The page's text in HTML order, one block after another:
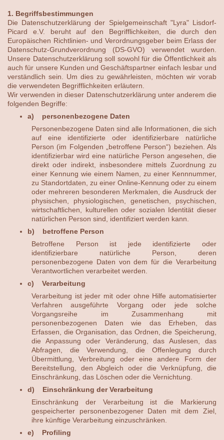
1. Begriffsbestimmungen
Die Datenschutzerklärung der Spielgemeinschaft "Lyra" Lisdorf-
Picard e.V. beruht auf den Begrifflichkeiten, die durch den
Europäischen Richtlinien- und Verordnungsgeber beim Erlass der
Datenschutz-Grundverordnung (DS-GVO) verwendet wurden.
Unsere Datenschutzerklärung soll sowohl für die Öffentlichkeit als
auch für unsere Kunden und Geschäftspartner einfach lesbar und
verständlich sein. Um dies zu gewährleisten, möchten wir vorab
die verwendeten Begrifflichkeiten erläutern.
Wir verwenden in dieser Datenschutzerklärung unter anderem die
folgenden Begriffe:
a) personenbezogene Daten
Personenbezogene Daten sind alle Informationen, die sich
auf eine identifizierte oder identifizierbare natürliche
Person (im Folgenden „betroffene Person“) beziehen. Als
identifizierbar wird eine natürliche Person angesehen, die
direkt oder indirekt, insbesondere mittels Zuordnung zu
einer Kennung wie einem Namen, zu einer Kennnummer,
zu Standortdaten, zu einer Online-Kennung oder zu einem
oder mehreren besonderen Merkmalen, die Ausdruck der
physischen, physiologischen, genetischen, psychischen,
wirtschaftlichen, kulturellen oder sozialen Identität dieser
natürlichen Person sind, identifiziert werden kann.
b) betroffene Person
Betroffene Person ist jede identifizierte oder
identifizierbare natürliche Person, deren
personenbezogene Daten von dem für die Verarbeitung
Verantwortlichen verarbeitet werden.
c) Verarbeitung
Verarbeitung ist jeder mit oder ohne Hilfe automatisierter
Verfahren ausgeführte Vorgang oder jede solche
Vorgangsreihe im Zusammenhang mit
personenbezogenen Daten wie das Erheben, das
Erfassen, die Organisation, das Ordnen, die Speicherung,
die Anpassung oder Veränderung, das Auslesen, das
Abfragen, die Verwendung, die Offenlegung durch
Übermittlung, Verbreitung oder eine andere Form der
Bereitstellung, den Abgleich oder die Verknüpfung, die
Einschränkung, das Löschen oder die Vernichtung.
d) Einschränkung der Verarbeitung
Einschränkung der Verarbeitung ist die Markierung
gespeicherter personenbezogener Daten mit dem Ziel,
ihre künftige Verarbeitung einzuschränken.
e) Profiling